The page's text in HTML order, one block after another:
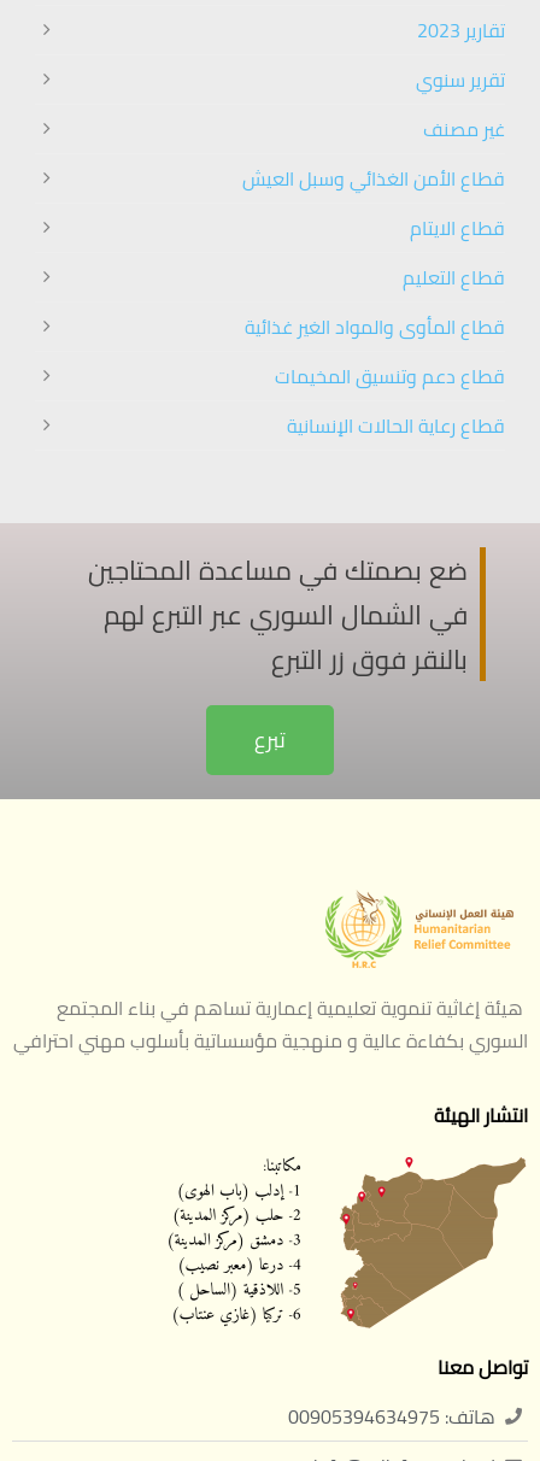
تقارير 2023
تقرير سنوي
غير مصنف
قطاع الأمن الغذائي وسبل العيش
قطاع الايتام
قطاع التعليم
قطاع المأوى والمواد الغير غذائية
قطاع دعم وتنسيق المخيمات
قطاع رعاية الحالات الإنسانية
ضع بصمتك في مساعدة المحتاجين
في الشمال السوري عبر التبرع لهم
بالنقر فوق زر التبرع
تبرع
هيئة إغاثية تنموية تعليمية إعمارية تساهم في بناء المجتمع
السوري بكفاءة عالية و منهجية مؤسساتية بأسلوب مهني احترافي
انتشار الهيئة
تواصل معنا
هاتف: 00905394634975